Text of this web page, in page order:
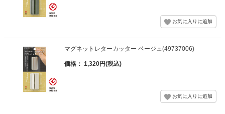
マグネットレターカッター ベージュ(49737006)
価格： 1,320円(税込)